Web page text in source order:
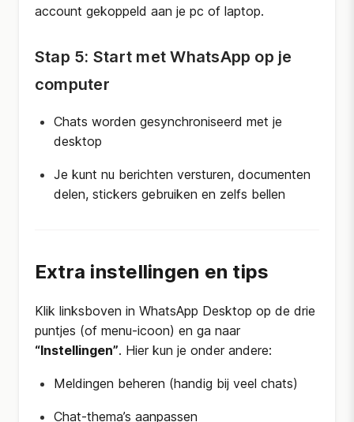
account gekoppeld aan je pc of laptop.
Stap 5: Start met WhatsApp op je
computer
Chats worden gesynchroniseerd met je
desktop
Je kunt nu berichten versturen, documenten
delen, stickers gebruiken en zelfs bellen
Extra instellingen en tips
Klik linksboven in WhatsApp Desktop op de drie
puntjes (of menu-icoon) en ga naar
“Instellingen”. Hier kun je onder andere:
Meldingen beheren (handig bij veel chats)
Chat-thema’s aanpassen